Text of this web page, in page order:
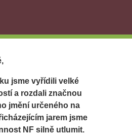
jsme vyřídili velké
a rozdali značnou
jmění určeného na
jarem jsme
NF silně utlumit.